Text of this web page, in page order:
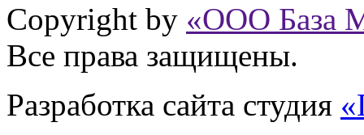
Copyright by «ООО База
Все права защищены.
Разработка сайта студия